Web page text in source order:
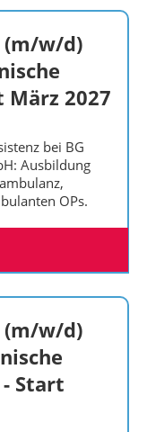
(m/w/d)
März 2027
bei BG
Ausbildung
OPs.
(m/w/d)
Start